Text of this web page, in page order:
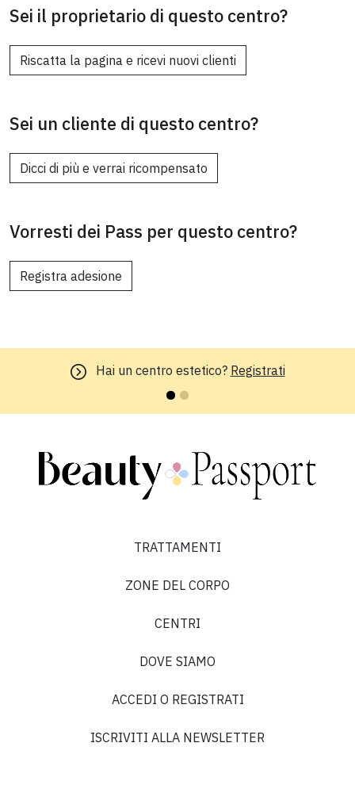
Sei il proprietario di questo centro?
Riscatta la pagina e ricevi nuovi clienti
Sei un cliente di questo centro?
Dicci di più e verrai ricompensato
Vorresti dei Pass per questo centro?
Registra adesione
Hai un centro estetico? Registrati
TRATTAMENTI
ZONE DEL CORPO
CENTRI
DOVE SIAMO
ACCEDI O REGISTRATI
ISCRIVITI ALLA NEWSLETTER